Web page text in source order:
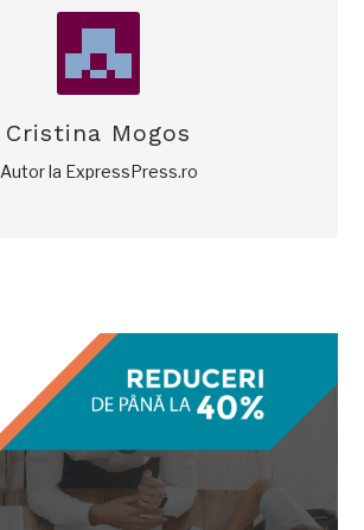
Cristina Mogos
Autor la ExpressPress.ro